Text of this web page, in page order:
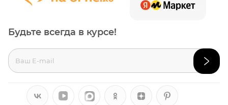
Будьте всегда в курсе!